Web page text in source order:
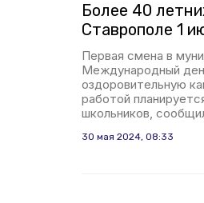
Более 40
Ставрополе 1
Первая смена в
Международный
оздоровительную
работой
школьников,
30 мая 2024, 08:33